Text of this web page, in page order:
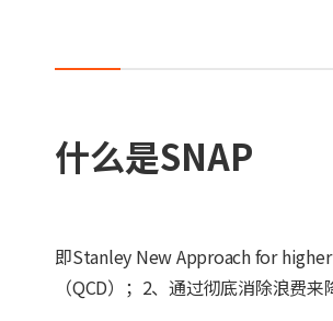
什么是SNAP
即Stanley New Approach for
（QCD）；2、通过彻底消除浪费